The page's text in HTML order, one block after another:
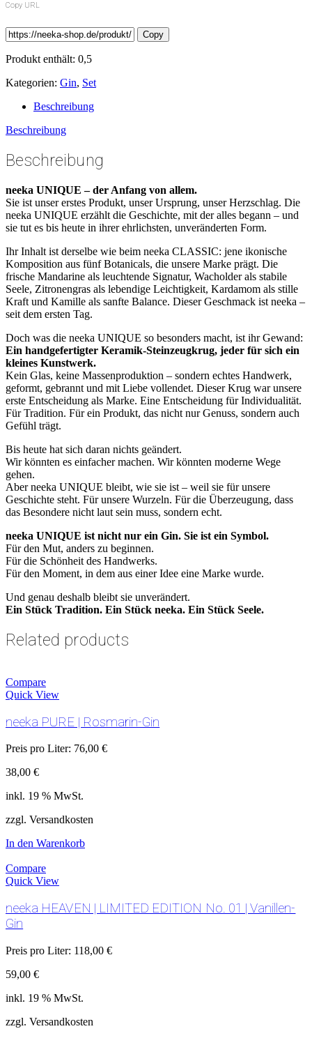
Copy URL
Copy
Produkt enthält: 0,5
Kategorien: Gin, Set
Beschreibung
Beschreibung
Beschreibung
neeka UNIQUE – der Anfang von allem.
Sie ist unser erstes Produkt, unser Ursprung, unser Herzschlag. Die
neeka UNIQUE erzählt die Geschichte, mit der alles begann – und
sie tut es bis heute in ihrer ehrlichsten, unveränderten Form.
Ihr Inhalt ist derselbe wie beim neeka CLASSIC: jene ikonische
Komposition aus fünf Botanicals, die unsere Marke prägt. Die
frische Mandarine als leuchtende Signatur, Wacholder als stabile
Seele, Zitronengras als lebendige Leichtigkeit, Kardamom als stille
Kraft und Kamille als sanfte Balance. Dieser Geschmack ist neeka –
seit dem ersten Tag.
Doch was die neeka UNIQUE so besonders macht, ist ihr Gewand:
Ein handgefertigter Keramik-Steinzeugkrug, jeder für sich ein
kleines Kunstwerk.
Kein Glas, keine Massenproduktion – sondern echtes Handwerk,
geformt, gebrannt und mit Liebe vollendet. Dieser Krug war unsere
erste Entscheidung als Marke. Eine Entscheidung für Individualität.
Für Tradition. Für ein Produkt, das nicht nur Genuss, sondern auch
Gefühl trägt.
Bis heute hat sich daran nichts geändert.
Wir könnten es einfacher machen. Wir könnten moderne Wege
gehen.
Aber neeka UNIQUE bleibt, wie sie ist – weil sie für unsere
Geschichte steht. Für unsere Wurzeln. Für die Überzeugung, dass
das Besondere nicht laut sein muss, sondern echt.
neeka UNIQUE ist nicht nur ein Gin. Sie ist ein Symbol.
Für den Mut, anders zu beginnen.
Für die Schönheit des Handwerks.
Für den Moment, in dem aus einer Idee eine Marke wurde.
Und genau deshalb bleibt sie unverändert.
Ein Stück Tradition. Ein Stück neeka. Ein Stück Seele.
Related products
Compare
Quick View
neeka PURE | Rosmarin-Gin
Preis pro Liter: 76,00 €
38,00 €
inkl. 19 % MwSt.
zzgl. Versandkosten
In den Warenkorb
Compare
Quick View
neeka HEAVEN | LIMITED EDITION No. 01 | Vanillen-
Gin
Preis pro Liter: 118,00 €
59,00 €
inkl. 19 % MwSt.
zzgl. Versandkosten